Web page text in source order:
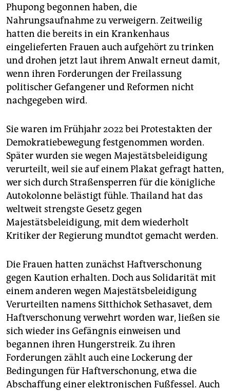
Phupong begonnen haben, die
Nahrungsaufnahme zu verweigern. Zeitweilig
hatten die bereits in ein Krankenhaus
eingelieferten Frauen auch aufgehört zu trinken
und drohen jetzt laut ihrem Anwalt erneut damit,
wenn ihren Forderungen der Freilassung
politischer Gefangener und Reformen nicht
nachgegeben wird.
Sie waren im Frühjahr 2022 bei Protestakten der
Demokratiebewegung festgenommen worden.
Später wurden sie wegen Majestätsbeleidigung
verurteilt, weil sie auf einem Plakat gefragt hatten,
wer sich durch Straßensperren für die königliche
Autokolonne belästigt fühle. Thailand hat das
weltweit strengste Gesetz gegen
Majestätsbeleidigung, mit dem wiederholt
Kritiker der Regierung mundtot gemacht werden.
Die Frauen hatten zunächst Haftverschonung
gegen Kaution erhalten. Doch aus Solidarität mit
einem anderen wegen Majestätsbeleidigung
Verurteilten namens Sitthichok Sethasavet, dem
Haftverschonung verwehrt worden war, ließen sie
sich wieder ins Gefängnis einweisen und
begannen ihren Hungerstreik. Zu ihren
Forderungen zählt auch eine Lockerung der
Bedingungen für Haftverschonung, etwa die
Abschaffung einer elektronischen Fußfessel. Auch